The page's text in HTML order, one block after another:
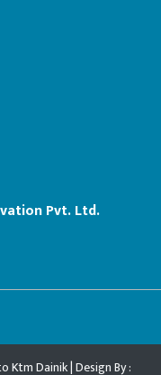
Pvt. Ltd.
Dainik | Design By :